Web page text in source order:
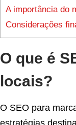
A importância do
Considerações
O que é
locais?
O SEO para